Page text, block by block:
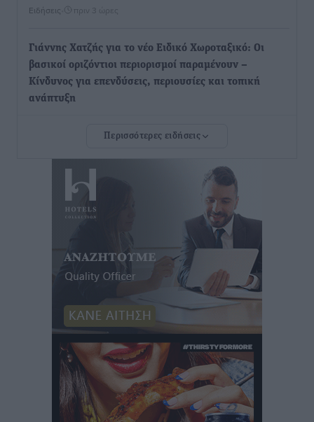
Ειδήσεις πριν 3 ώρες
Γιάννης Χατζής για το νέο Ειδικό Χωροταξικό: Οι
βασικοί οριζόντιοι περιορισμοί παραμένουν –
Κίνδυνος για επενδύσεις, περιουσίες και τοπική
ανάπτυξη
δεν υπάρχουν περιθώρια εφησυχασμού
πριν 3 ώρες
Στον Άγιο Νικόλαο Χάλκης ανοίγει ξανά το
ανανεωμένο εκκλησιαστικό μουσείο από τη Λέσχη
Lions Χάλκης
Τοπικές Ειδήσεις• πριν 3 ώρες
Ρόδος: «Βουλιάζει» από τουρίστες – Πάνω από 1 εκατ.
επιβάτες και 55 κρουαζιερόπλοια
Τοπικές Ειδήσεις πριν 3 ώρες
Γ’ Εθνική Κατηγορία: Οι ημερομηνίες των
αγωνιστικών της κανονικής περιόδου
Περισσότερες ειδήσεις